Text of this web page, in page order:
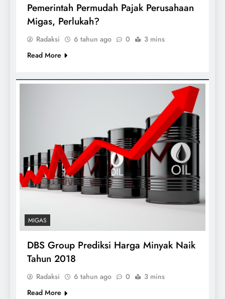
Pemerintah Permudah Pajak Perusahaan
Migas, Perlukah?
Radaksi 6 tahun ago 0
3 mins
Read More
MIGAS
DBS Group Prediksi Harga Minyak Naik
Tahun 2018
Radaksi 6 tahun ago 0
3 mins
Read More